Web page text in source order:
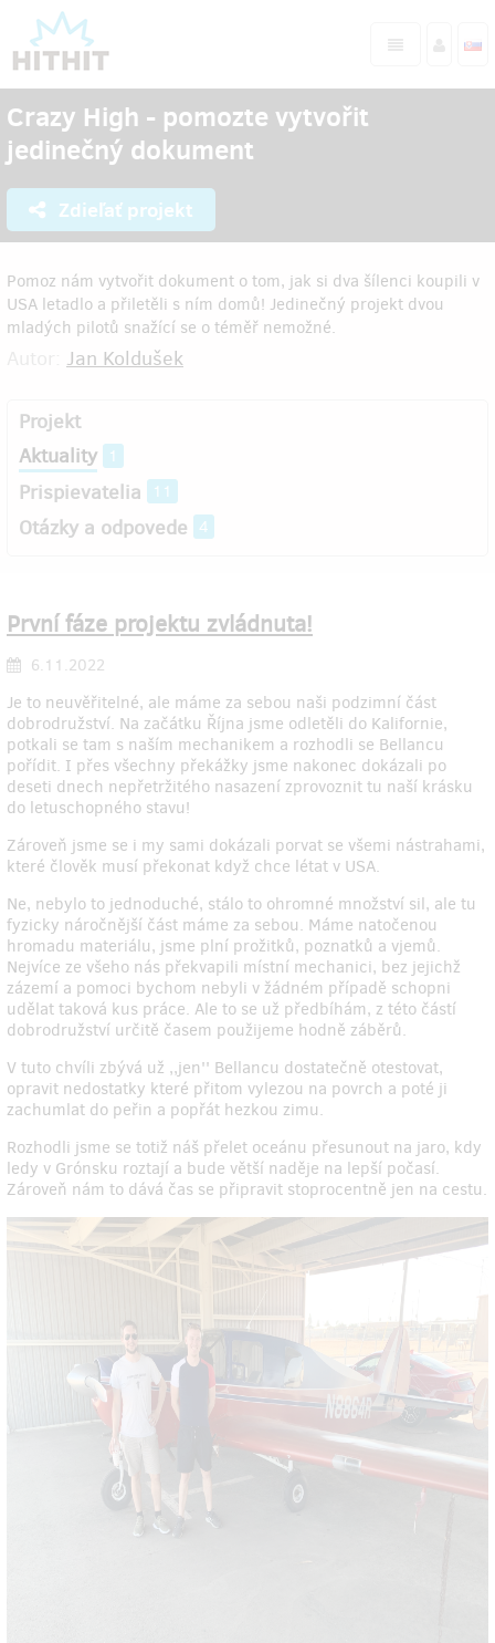
Crazy High - pomozte vytvořit
jedinečný dokument
Zdieľať projekt
Pomoz nám vytvořit dokument o tom, jak si dva šílenci koupili v
USA letadlo a přiletěli s ním domů! Jedinečný projekt dvou
mladých pilotů snažící se o téměř nemožné.
Jan Koldušek
Projekt
Aktuality
1
Prispievatelia 11
Otázky a odpovede 4
První fáze projektu zvládnuta!
6.11.2022
Je to neuvěřitelné, ale máme za sebou naši podzimní část
dobrodružství. Na začátku Října jsme odletěli do Kalifornie,
potkali se tam s naším mechanikem a rozhodli se Bellancu
pořídit. I přes všechny překážky jsme nakonec dokázali po
deseti dnech nepřetržitého nasazení zprovoznit tu naší krásku
do letuschopného stavu!
Zároveň jsme se i my sami dokázali porvat se všemi nástrahami,
které člověk musí překonat když chce létat v USA.
Ne, nebylo to jednoduché, stálo to ohromné množství sil, ale tu
fyzicky náročnější část máme za sebou. Máme natočenou
hromadu materiálu, jsme plní prožitků, poznatků a vjemů.
Nejvíce ze všeho nás překvapili místní mechanici, bez jejichž
zázemí a pomoci bychom nebyli v žádném případě schopni
udělat taková kus práce. Ale to se už předbíhám, z této částí
dobrodružství určitě časem použijeme hodně záběrů.
V tuto chvíli zbývá už ,,jen'' Bellancu dostatečně otestovat,
opravit nedostatky které přitom vylezou na povrch a poté ji
zachumlat do peřin a popřát hezkou zimu.
Rozhodli jsme se totiž náš přelet oceánu přesunout na jaro, kdy
ledy v Grónsku roztají a bude větší naděje na lepší počasí.
Zároveň nám to dává čas se připravit stoprocentně jen na cestu.